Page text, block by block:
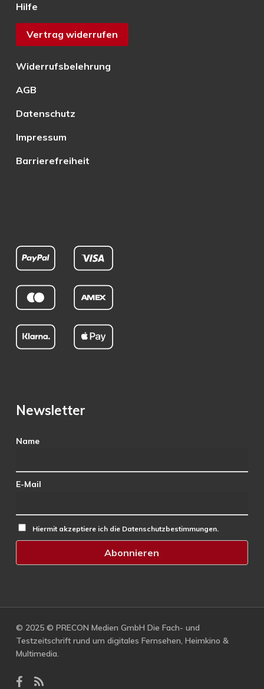
Hilfe
Vertrag widerrufen
Widerrufsbelehrung
AGB
Datenschutz
Impressum
Barrierefreiheit
Newsletter
Name
E-Mail
Hiermit akzeptiere ich die Datenschutzbestimmungen.
© 2025 © PRECON Medien GmbH Die Fach- und
Testzeitschrift rund um digitales Fernsehen, Heimkino &
Multimedia.
facebook
RSS